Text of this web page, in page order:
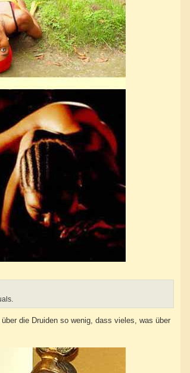
die Druiden so wenig, dass vieles, was über